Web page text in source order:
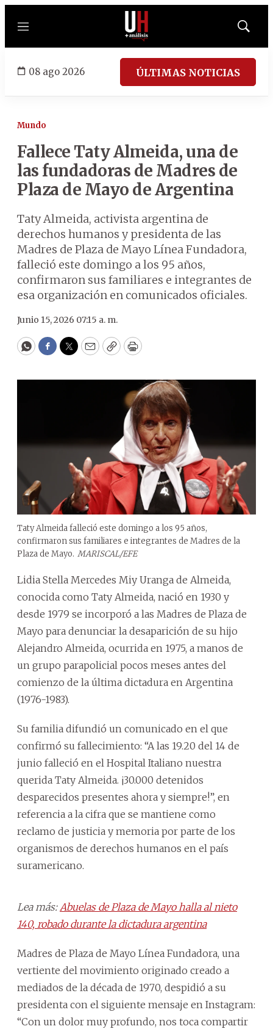
Menú
Mostrar
08 ago 2026 ÚLTIMAS NOTICIAS
Mundo
Fallece Taty Almeida, una de
las fundadoras de Madres de
Plaza de Mayo de Argentina
Taty Almeida, activista argentina de
derechos humanos y presidenta de las
Madres de Plaza de Mayo Línea Fundadora,
falleció este domingo a los 95 años,
confirmaron sus familiares e integrantes de
esa organización en comunicados oficiales.
Junio 15, 2026 07:15 a. m.
WhatsApp
Facebook
Twitter
EmailCopyPrint
Taty Almeida falleció este domingo a los 95 años,
confirmaron sus familiares e integrantes de Madres de la
Plaza de Mayo. MARISCAL/EFE
Lidia Stella Mercedes Miy Uranga de Almeida,
conocida como Taty Almeida, nació en 1930 y
desde 1979 se incorporó a las Madres de Plaza de
Mayo para denunciar la desaparición de su hijo
Alejandro Almeida, ocurrida en 1975, a manos de
un grupo parapolicial pocos meses antes del
comienzo de la última dictadura en Argentina
(1976-1983).
Su familia difundió un comunicado en el que
confirmó su fallecimiento: “A las 19.20 del 14 de
junio falleció en el Hospital Italiano nuestra
querida Taty Almeida. ¡30.000 detenidos
desparecidos presentes ahora y siempre!”, en
referencia a la cifra que se mantiene como
reclamo de justicia y memoria por parte de los
organismos de derechos humanos en el país
suramericano.
Lea más: Abuelas de Plaza de Mayo halla al nieto
140, robado durante la dictadura argentina
Madres de Plaza de Mayo Línea Fundadora, una
vertiente del movimiento originado creado a
mediados de la década de 1970, despidió a su
presidenta con el siguiente mensaje en Instagram:
“Con un dolor muy profundo, nos toca compartir